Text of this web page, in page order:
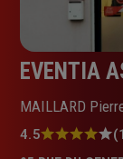
EVENTIA
MAILLARD
Note
4.5